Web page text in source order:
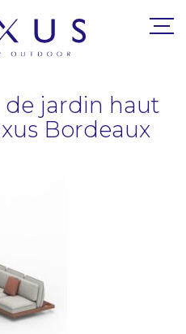
de jardin haut
Bordeaux